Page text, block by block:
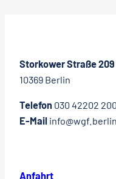
Storkower Straße 209
10369 Berlin
Telefon 030 42202 200
E-Mail info@wgf.berlin
Anfahrt